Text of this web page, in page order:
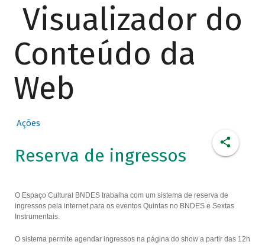
Visualizador do
Conteúdo da
Web
Ações
Reserva de ingressos
O Espaço Cultural BNDES trabalha com um sistema de reserva de
ingressos pela internet para os eventos Quintas no BNDES e Sextas
Instrumentais.
O sistema permite agendar ingressos na página do show a partir das 12h